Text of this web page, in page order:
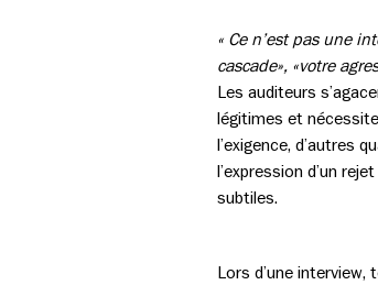
« Ce n’est pas une
cascade», «votre
Les auditeurs
légitimes et
l’exigence, d’autres
l’expression d’un
subtiles.
Lors d’une